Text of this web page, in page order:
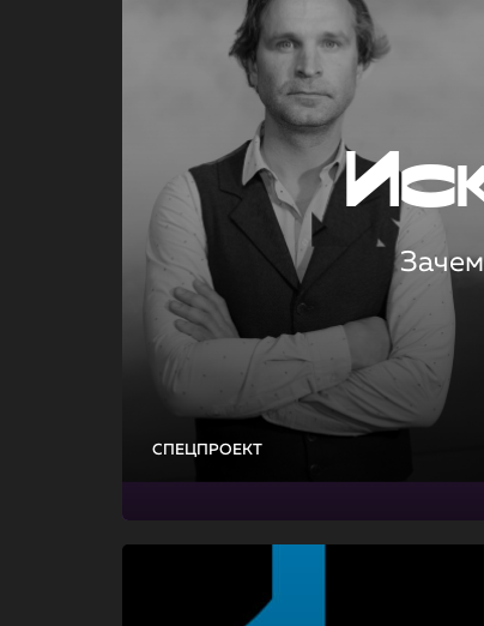
СПЕЦПРОЕКТ